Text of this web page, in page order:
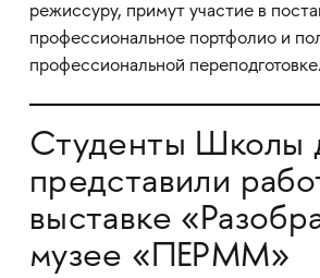
режиссуру, примут участие в
профессиональное портфолио и
профессиональной переподготовке.
Студенты Школы
представили
выставке
музее «ПЕРММ»